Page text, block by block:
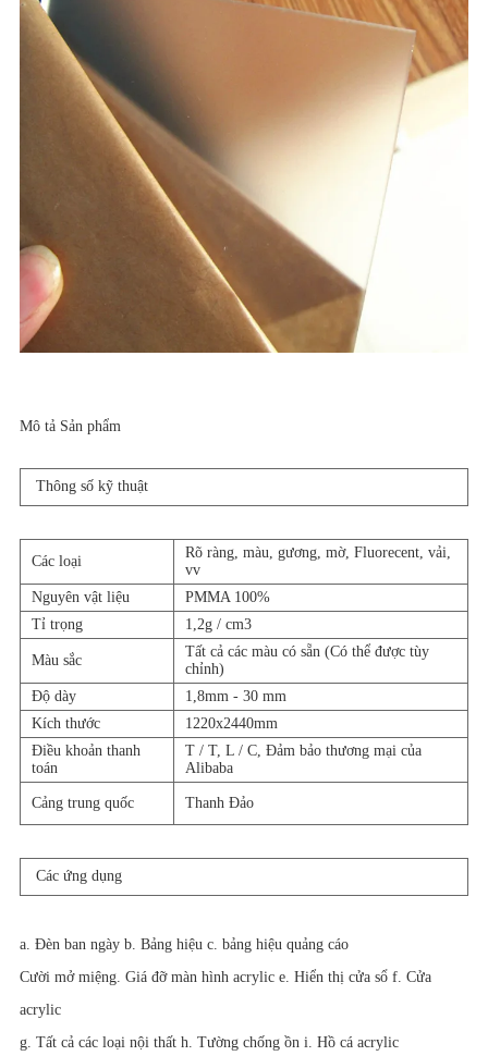
Mô tả Sản phẩm
Thông số kỹ thuật
Các loại
Rõ ràng, màu, gương, mờ, Fluorecent, vải,
vv
Nguyên vật liệu
PMMA 100%
Tỉ trọng
1,2g / cm3
Màu sắc
Tất cả các màu có sẵn (Có thể được tùy
chỉnh)
Độ dày
1,8mm - 30 mm
Kích thước
1220x2440mm
Điều khoản thanh
toán
T / T, L / C, Đảm bảo thương mại của
Alibaba
Cảng trung quốc Thanh Đảo
Các ứng dụng
a. Đèn ban ngày b. Bảng hiệu c. bảng hiệu quảng cáo
Cười mở miệng. Giá đỡ màn hình acrylic e. Hiển thị cửa sổ f. Cửa
acrylic
g. Tất cả các loại nội thất h. Tường chống ồn i. Hồ cá acrylic